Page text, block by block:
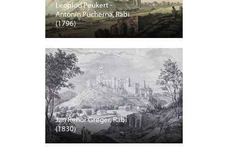
Leoplod Peukert -
Antonín Pucherna, Rabí
(1796)
Jan Řehoř Greger, Rabí
(1830)